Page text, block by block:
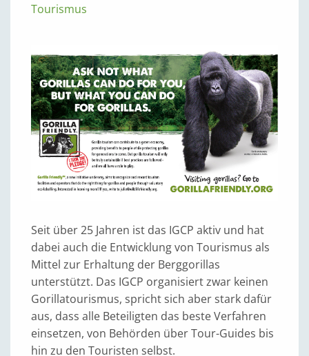
Tourismus
Seit über 25 Jahren ist das IGCP aktiv und hat
dabei auch die Entwicklung von Tourismus als
Mittel zur Erhaltung der Berggorillas
unterstützt. Das IGCP organisiert zwar keinen
Gorillatourismus, spricht sich aber stark dafür
aus, dass alle Beteiligten das beste Verfahren
einsetzen, von Behörden über Tour-Guides bis
hin zu den Touristen selbst.